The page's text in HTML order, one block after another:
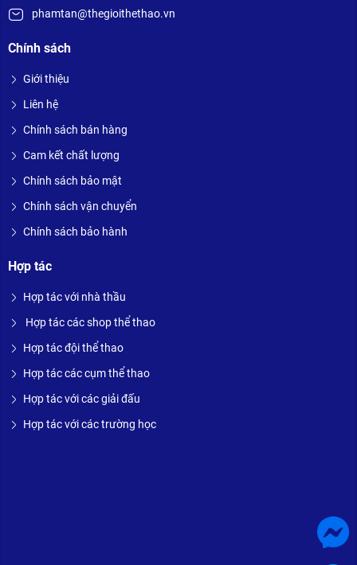
phamtan@thegioithethao.vn
Chính sách
Giới thiệu
Liên hệ
Chính sách bán hàng
Cam kết chất lượng
Chính sách bảo mật
Chính sách vận chuyển
Chính sách bảo hành
Hợp tác
Hợp tác với nhà thầu
Hợp tác các shop thể thao
Hợp tác đội thể thao
Hợp tác các cụm thể thao
Hợp tác với các giải đấu
Hợp tác với các trường học